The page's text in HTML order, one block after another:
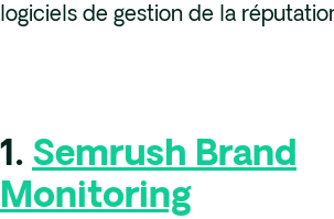
logiciels de gestion de la
1. Semrush Brand
Monitoring